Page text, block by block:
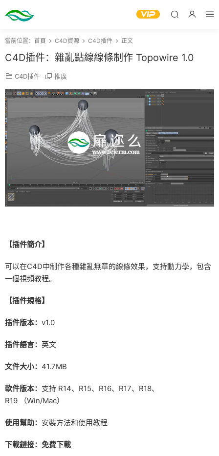
當前位置： 首頁 C4D資源 C4D插件 正文
C4D插件：雜亂點線線條制作 Topowire 1.0
C4D插件 推廣
【插件簡介】
可以在C4D中制作各種雜亂無章的線條效果，支持動力學，包含
一個視頻教程。
【插件規格】
插件版本： v1.0
插件語言： 英文
文件大小： 41.7MB
軟件版本： 支持 R14、R15、R16、R17、R18、
R19 （Win/Mac）
使用幫助： 安裝方法和使用教程
下載鏈接： 免費下載